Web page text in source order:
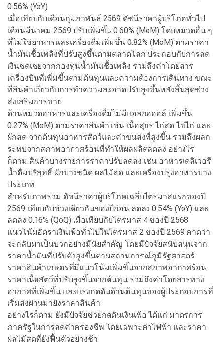
0.56% (YoY)
เมื่อเทียบกับเดือนกุมภาพันธ์ 2569 ดัชนีราคาผู้บริโภคทั่วไป
เดือนมีนาคม 2569 ปรับเพิ่มขึ้น 0.60% (MoM) โดยหมวดอื่น ๆ
ที่ไม่ใช่อาหารและเครื่องดื่มเพิ่มขึ้น 0.82% (MoM) ตามราคา
น้ำมันเชื้อเพลิงที่ปรับสูงขึ้นตามตลาดโลก ประกอบกับการลด
เงินชดเชยจากกองทุนน้ำมันเชื้อเพลิง รวมถึงค่าโดยสาร
เครื่องบินที่เพิ่มขึ้นตามต้นทุนและความต้องการเดินทาง ขณะ
ที่สินค้าเกี่ยวกับการทำความสะอาดปรับสูงขึ้นหลังสิ้นสุดช่วง
ส่งเสริมการขาย
ด้านหมวดอาหารและเครื่องดื่มไม่มีแอลกอฮอล์ เพิ่มขึ้น
0.27% (MoM) ตามราคาสินค้า เช่น เนื้อสุกร ไก่สด ไข่ไก่ และ
ผักสด จากต้นทุนอาหารสัตว์และค่าขนส่งที่สูงขึ้น รวมถึงผลก
ระทบจากสภาพอากาศร้อนที่ทำให้ผลผลิตลดลง อย่างไร
ก็ตาม สินค้าบางรายการราคาปรับลดลง เช่น อาหารเดลิเวอรี
น้ำดื่มบริสุทธิ์ ผักบางชนิด ผลไม้สด และเครื่องปรุงอาหารบาง
ประเภท
สำหรับภาพรวม ดัชนีราคาผู้บริโภคเฉลี่ยไตรมาสแรกของปี
2569 เทียบกับช่วงเดียวกันของปีก่อน ลดลง 0.54% (YoY) และ
ลดลง 0.16% (QoQ) เมื่อเทียบกับไตรมาส 4 ของปี 2568
แนวโน้มอัตราเงินเฟ้อทั่วไปในไตรมาส 2 ของปี 2569 คาดว่า
จะกลับมาเป็นบวกอย่างมีนัยสำคัญ โดยมีปัจจัยสนับสนุนจาก
ราคาน้ำมันที่ปรับตัวสูงขึ้นตามสถานการณ์ภูมิรัฐศาสตร์
ราคาสินค้าเกษตรที่มีแนวโน้มเพิ่มขึ้นจากสภาพอากาศร้อน
ราคาเนื้อสัตว์ที่ปรับสูงขึ้นจากต้นทุน รวมถึงค่าโดยสารทาง
อากาศที่เพิ่มขึ้น และแรงกดดันด้านต้นทุนของผู้ประกอบการที่
เริ่มส่งผ่านมายังราคาสินค้า
อย่างไรก็ตาม ยังมีปัจจัยช่วยกดดันเงินเฟ้อ ได้แก่ มาตรการ
ภาครัฐในการลดค่าครองชีพ โดยเฉพาะค่าไฟฟ้า และราคา
ผลไม้สดที่ยังฟื้นตัวอย่างช้า